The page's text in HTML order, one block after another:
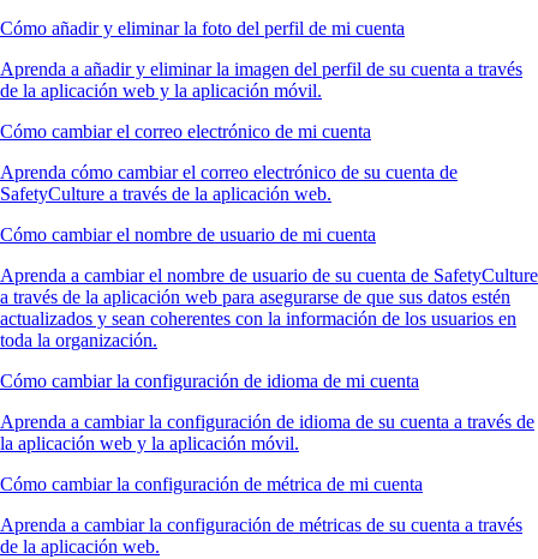
Cómo añadir y eliminar la foto del perfil de mi cuenta
Aprenda a añadir y eliminar la imagen del perfil de su cuenta a través
de la aplicación web y la aplicación móvil.
Cómo cambiar el correo electrónico de mi cuenta
Aprenda cómo cambiar el correo electrónico de su cuenta de
SafetyCulture a través de la aplicación web.
Cómo cambiar el nombre de usuario de mi cuenta
Aprenda a cambiar el nombre de usuario de su cuenta de SafetyCulture
a través de la aplicación web para asegurarse de que sus datos estén
actualizados y sean coherentes con la información de los usuarios en
toda la organización.
Cómo cambiar la configuración de idioma de mi cuenta
Aprenda a cambiar la configuración de idioma de su cuenta a través de
la aplicación web y la aplicación móvil.
Cómo cambiar la configuración de métrica de mi cuenta
Aprenda a cambiar la configuración de métricas de su cuenta a través
de la aplicación web.